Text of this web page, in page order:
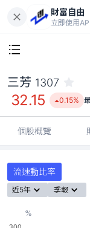
財富自由
立即使用
三芳 1307
32.15 0.15%
個股概覽
流速動比率
近5年 季報